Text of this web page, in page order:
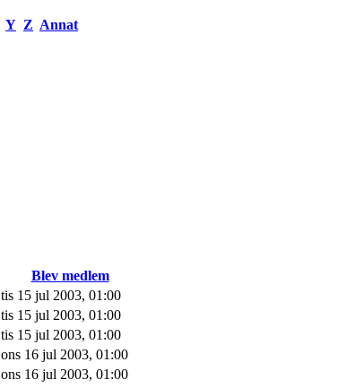
Y Z Annat
Blev medlem
tis 15 jul 2003, 01:00
tis 15 jul 2003, 01:00
tis 15 jul 2003, 01:00
ons 16 jul 2003, 01:00
ons 16 jul 2003, 01:00